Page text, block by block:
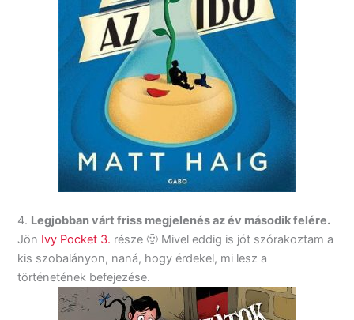
4. Legjobban várt friss megjelenés az év második felére.
Jön Ivy Pocket 3. része 🙂 Mivel eddig is jót szórakoztam a
kis szobalányon, naná, hogy érdekel, mi lesz a
történetének befejezése.